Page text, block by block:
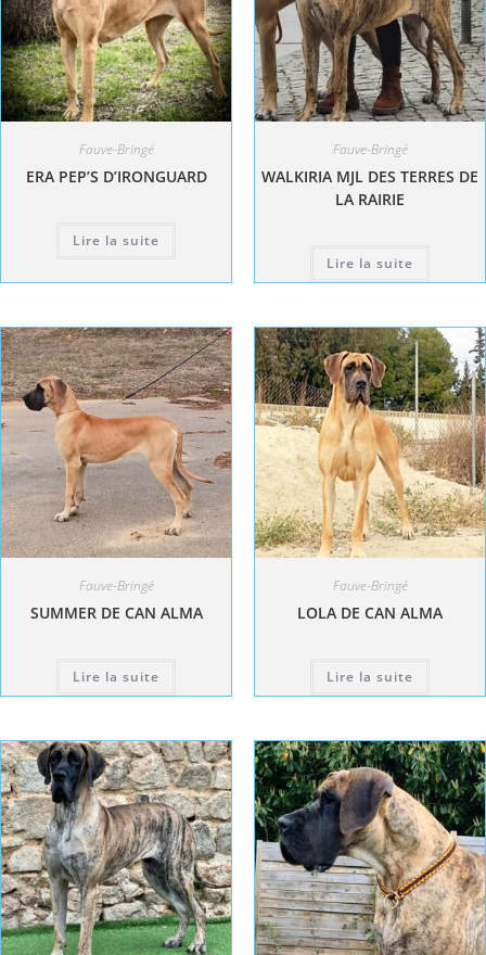
Fauve-Bringé
ERA PEP’S D’IRONGUARD
Lire la suite
Fauve-Bringé
WALKIRIA MJL DES TERRES DE
LA RAIRIE
Lire la suite
Fauve-Bringé
SUMMER DE CAN ALMA
Lire la suite
Fauve-Bringé
LOLA DE CAN ALMA
Lire la suite